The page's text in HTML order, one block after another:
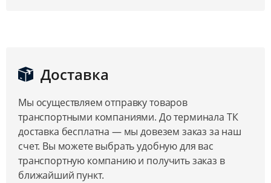
Доставка
Мы осуществляем отправку товаров
транспортными компаниями. До терминала ТК
доставка бесплатна — мы довезем заказ за наш
счет. Вы можете выбрать удобную для вас
транспортную компанию и получить заказ в
ближайший пункт.